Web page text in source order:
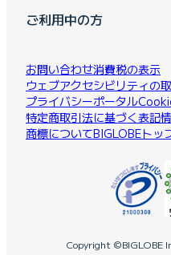
ご利用中の方
お問い合わせ消費税の表示
ウェブアクセシビリティの
プライバシーポータル
特定商取引法に基づく表記
商標についてBIGLOBEトッ
Copyright ©BIGLOBE